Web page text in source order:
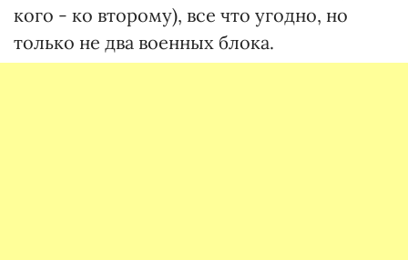
кого - ко второму), все что угодно, но
только не два военных блока.